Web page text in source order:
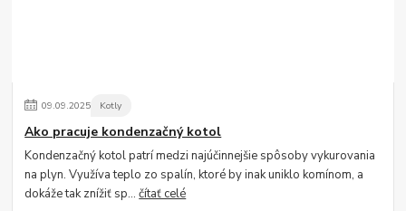
09.09.2025 Kotly
Ako pracuje kondenzačný kotol
Kondenzačný kotol patrí medzi najúčinnejšie spôsoby vykurovania
na plyn. Využíva teplo zo spalín, ktoré by inak uniklo komínom, a
dokáže tak znížiť sp...čítať celé